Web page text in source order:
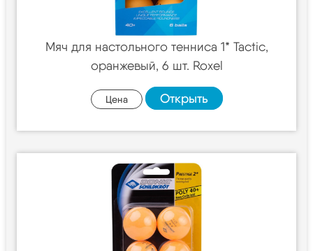
Мяч для настольного тенниса 1* Tactic,
оранжевый, 6 шт. Roxel
Цена Открыть